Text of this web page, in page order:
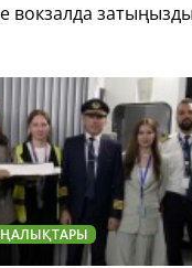
вокзалда